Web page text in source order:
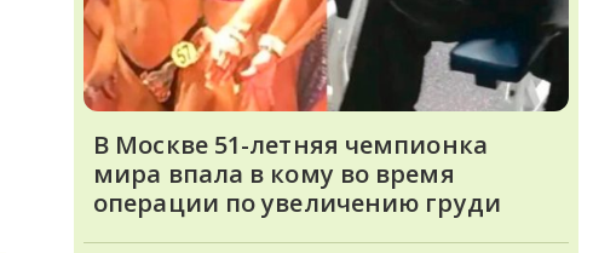
В Москве 51-летняя чемпионка
мира впала в кому во время
операции по увеличению груди